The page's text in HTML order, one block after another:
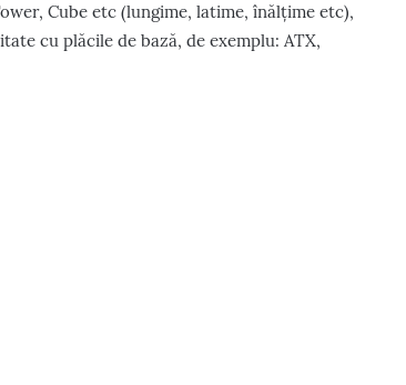
Cube etc (lungime, latime, înălțime etc),
cu plăcile de bază, de exemplu: ATX,